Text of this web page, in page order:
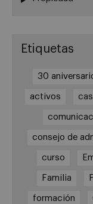
Etiquetas
30
activos
consejo de
curso
Familia
formación